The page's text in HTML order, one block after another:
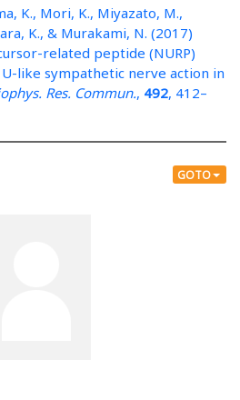
K., Mori, K., Miyazato, M.,
K., & Murakami, N. (2017)
related peptide (NURP)
like sympathetic nerve action in
Res. Commun., 492, 412–
GOTO